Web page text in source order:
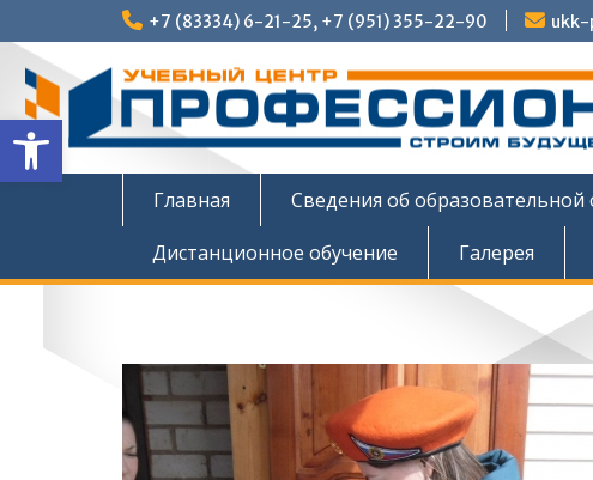
Открыть панель
к
содержимому
+7 (83334) 6-21-25, +7 (951) 355-22-90 ukk-
Главная Сведения об образовательной
Дистанционное обучение
Галерея